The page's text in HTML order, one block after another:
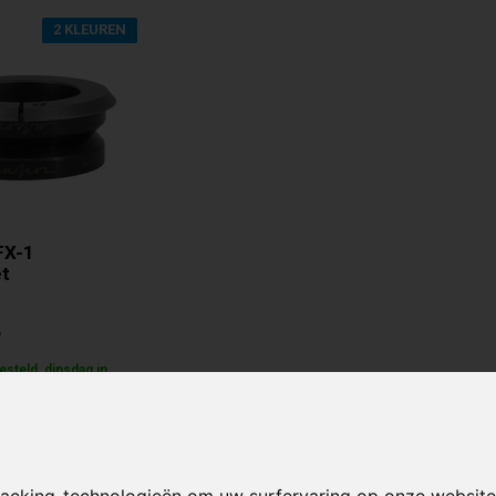
1
2 KLEUREN
dinsdag in